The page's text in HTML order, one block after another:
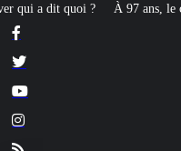
Simoni revient là où le